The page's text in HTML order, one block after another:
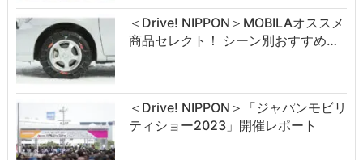
＜Drive! NIPPON＞MOBILAオススメ
商品セレクト！ シーン別おすすめ…
＜Drive! NIPPON＞「ジャパンモビリ
ティショー2023」開催レポート